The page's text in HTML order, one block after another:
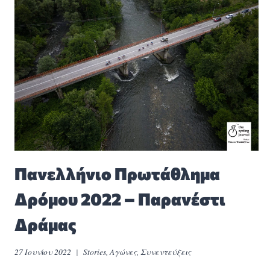
Πανελλήνιο Πρωτάθλημα
Δρόμου 2022 – Παρανέστι
Δράμας
27 Ιουνίου 2022 Stories,Αγώνες, Συνεντεύξεις